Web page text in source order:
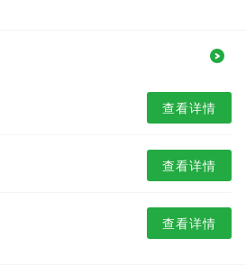
查看详情
查看详情
查看详情